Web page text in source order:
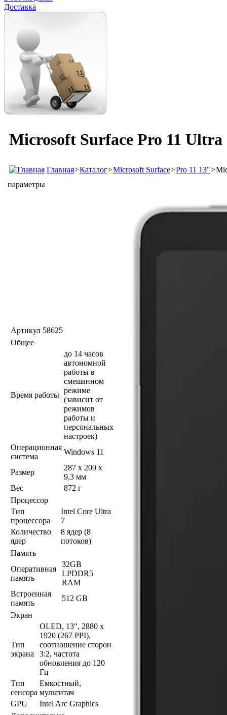
Доставка
Microsoft Surface Pro 11
Главная>Каталог>Microsoft Surface>Pro 11 13">
параметры
Артикул 58625
Общее
Время работы
до 14 часов
автономной
работы в
смешанном
режиме
(зависит от
режимов
работы и
персональных
настроек)
Операционная
система
Windows 11
Размер
287 x 209 x
9,3 мм
Вес
872 г
Процессор
Тип
процессора
Intel Core Ultra
7
Количество
ядер
8 ядер (8
потоков)
Память
Оперативная
память
32GB
LPDDR5
RAM
Встроенная
память
512 GB
Экран
Тип
экрана
OLED, 13", 2880 x
1920 (267 PPI),
соотношение сторон
3:2, частота
обновления до 120
Гц
Тип
сенсора
Емкостный,
мультитач
GPU
Intel Arc Graphics